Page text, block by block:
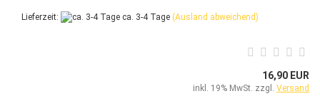
Lieferzeit: ca. 3-4 Tage (Ausland abweichend)
16,90 EUR
inkl. 19% MwSt. zzgl. Versand